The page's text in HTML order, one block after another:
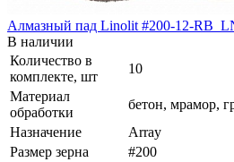
Алмазный пад Linolit #200-12-
В наличии
Количество в
комплекте, шт
10
Материал
обработки
бетон, мрамор,
Назначение
Array
Размер зерна
#200